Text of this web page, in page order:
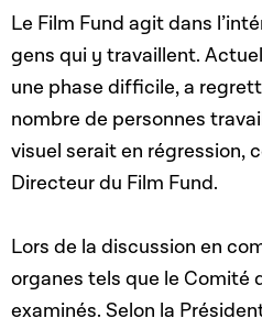
Le Film Fund agit dans
gens qui y travaillent.
une phase difficile, a
nombre de personnes
visuel serait en régression,
Directeur du Film Fund.
Lors de la discussion en
organes tels que le Comité
examinés. Selon la